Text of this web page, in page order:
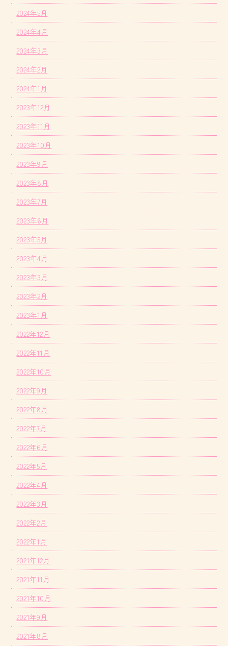
2024年5月
2024年4月
2024年3月
2024年2月
2024年1月
2023年12月
2023年11月
2023年10月
2023年9月
2023年8月
2023年7月
2023年6月
2023年5月
2023年4月
2023年3月
2023年2月
2023年1月
2022年12月
2022年11月
2022年10月
2022年9月
2022年8月
2022年7月
2022年6月
2022年5月
2022年4月
2022年3月
2022年2月
2022年1月
2021年12月
2021年11月
2021年10月
2021年9月
2021年8月